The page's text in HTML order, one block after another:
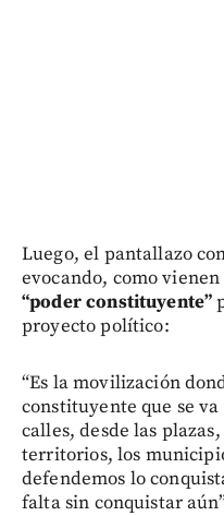
Luego, el pantallazo
evocando, como
“poder constituyente”
proyecto político:
“Es la movilización
constituyente que se
calles, desde las
territorios, los
defendemos lo
falta sin conquistar